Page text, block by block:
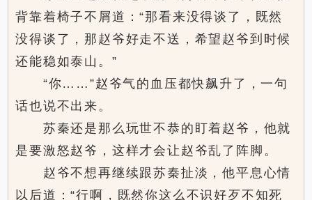
背靠着椅子不屑道：“那看来没得谈了，既然
没得谈了，那赵爷好走不送，希望赵爷到时候
还能稳如泰山。”
“你……”赵爷气的血压都快飙升了，一句
话也说不出来。
苏秦还是那么玩世不恭的盯着赵爷，他就
是要激怒赵爷，这样才会让赵爷乱了阵脚。
赵爷不想再继续跟苏秦扯淡，他平息心情
以后道：“行啊，既然你这么不识好歹不知死